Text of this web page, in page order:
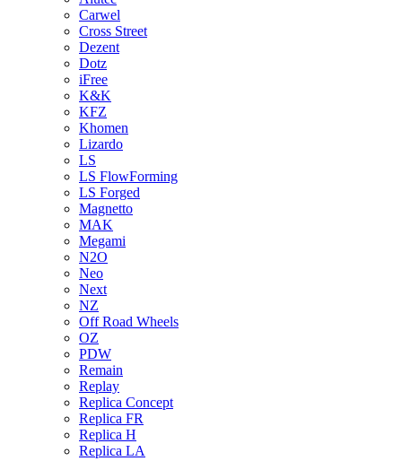
Carwel
Cross Street
Dezent
Dotz
iFree
K&K
KFZ
Khomen
Lizardo
LS
LS FlowForming
LS Forged
Magnetto
MAK
Megami
N2O
Neo
Next
NZ
Off Road Wheels
OZ
PDW
Remain
Replay
Replica Concept
Replica FR
Replica H
Replica LA